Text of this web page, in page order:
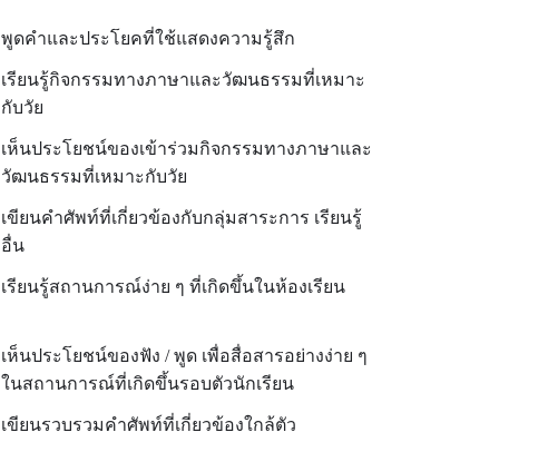
พูดคำและประโยคที่ใช้แสดงความรู้สึก
เรียนรู้กิจกรรมทางภาษาและวัฒนธรรมที่เหมาะ
กับวัย
เห็นประโยชน์ของเข้าร่วมกิจกรรมทางภาษาและ
วัฒนธรรมที่เหมาะกับวัย
เขียนคำศัพท์ที่เกี่ยวข้องกับกลุ่มสาระการ เรียนรู้
อื่น
เรียนรู้สถานการณ์ง่าย ๆ ที่เกิดขึ้นในห้องเรียน
เห็นประโยชน์ของฟัง / พูด เพื่อสื่อสารอย่างง่าย ๆ
ในสถานการณ์ที่เกิดขึ้นรอบตัวนักเรียน
เขียนรวบรวมคำศัพท์ที่เกี่ยวข้องใกล้ตัว